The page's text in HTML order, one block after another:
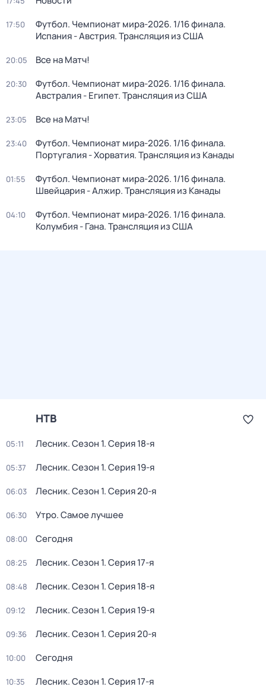
17:50
Футбол. Чемпионат мира-2026. 1/16 финала.
Испания - Австрия. Трансляция из США
20:05 Все на Матч!
20:30
Футбол. Чемпионат мира-2026. 1/16 финала.
Австралия - Египет. Трансляция из США
23:05 Все на Матч!
23:40
Футбол. Чемпионат мира-2026. 1/16 финала.
Португалия - Хорватия. Трансляция из Канады
01:55
Футбол. Чемпионат мира-2026. 1/16 финала.
Швейцария - Алжир. Трансляция из Канады
04:10
Футбол. Чемпионат мира-2026. 1/16 финала.
Колумбия - Гана. Трансляция из США
НТВ
05:11 Лесник. Сезон 1. Серия 18-я
05:37 Лесник. Сезон 1. Серия 19-я
06:03 Лесник. Сезон 1. Серия 20-я
06:30 Утро. Самое лучшее
08:00 Сегодня
08:25 Лесник. Сезон 1. Серия 17-я
08:48 Лесник. Сезон 1. Серия 18-я
09:12 Лесник. Сезон 1. Серия 19-я
09:36 Лесник. Сезон 1. Серия 20-я
10:00 Сегодня
10:35 Лесник. Сезон 1. Серия 17-я